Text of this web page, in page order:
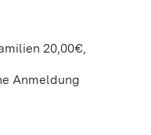
20,00€,
Anmeldung